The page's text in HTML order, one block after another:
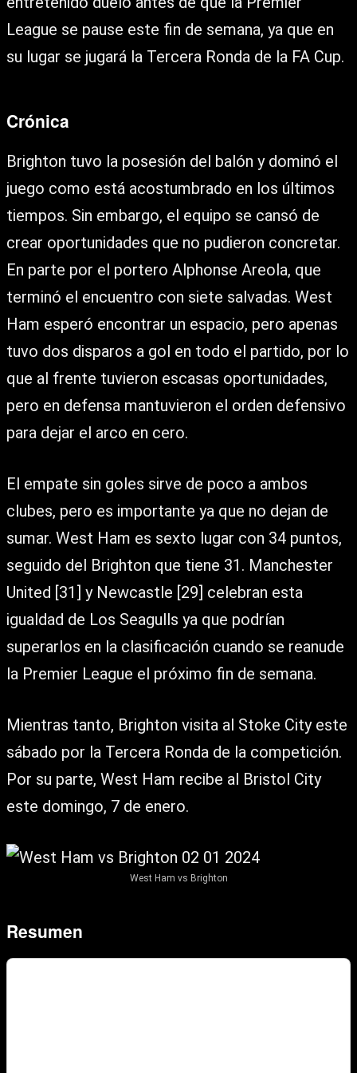
League se pause este fin de semana, ya que en
su lugar se jugará la Tercera Ronda de la FA Cup.
Crónica
Brighton tuvo la posesión del balón y dominó el
juego como está acostumbrado en los últimos
tiempos. Sin embargo, el equipo se cansó de
crear oportunidades que no pudieron concretar.
En parte por el portero Alphonse Areola, que
terminó el encuentro con siete salvadas. West
Ham esperó encontrar un espacio, pero apenas
tuvo dos disparos a gol en todo el partido, por lo
que al frente tuvieron escasas oportunidades,
pero en defensa mantuvieron el orden defensivo
para dejar el arco en cero.
El empate sin goles sirve de poco a ambos
clubes, pero es importante ya que no dejan de
sumar. West Ham es sexto lugar con 34 puntos,
seguido del Brighton que tiene 31. Manchester
United [31] y Newcastle [29] celebran esta
igualdad de Los Seagulls ya que podrían
superarlos en la clasificación cuando se reanude
la Premier League el próximo fin de semana.
Mientras tanto, Brighton visita al Stoke City este
sábado por la Tercera Ronda de la competición.
Por su parte, West Ham recibe al Bristol City
este domingo, 7 de enero.
West Ham vs Brighton
Resumen